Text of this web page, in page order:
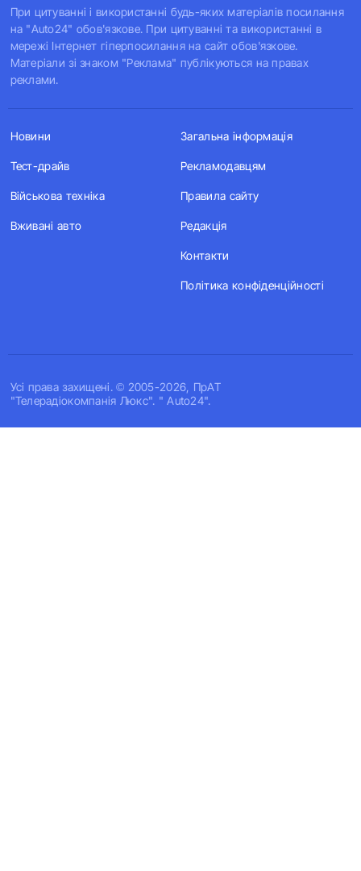
При цитуванні і використанні будь-яких матеріалів посилання
на "Auto24" обов'язкове. При цитуванні та використанні в
мережі Інтернет гіперпосилання на сайт обов'язкове.
Матеріали зі знаком "Реклама" публікуються на правах
реклами.
Усi права захищенi. © 2005-2026, ПрАТ
"Телерадіокомпанія Люкс". " Auto24".
Новини
Тест-драйв
Військова техніка
Вживані авто
Загальна інформація
Рекламодавцям
Правила сайту
Редакція
Контакти
Політика конфіденційності